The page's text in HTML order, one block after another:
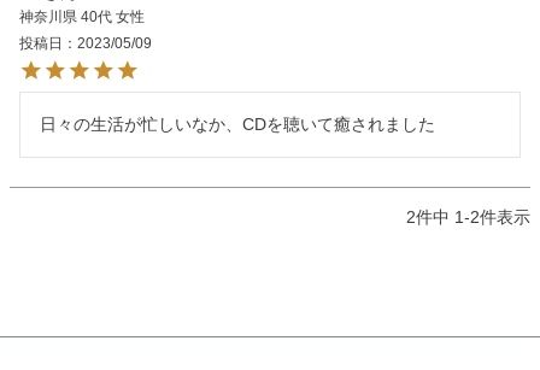
神奈川県 40代 女性
投稿日
2023/05/09
日々の生活が忙しいなか、CDを聴いて癒されました
2件中 1-2件表示